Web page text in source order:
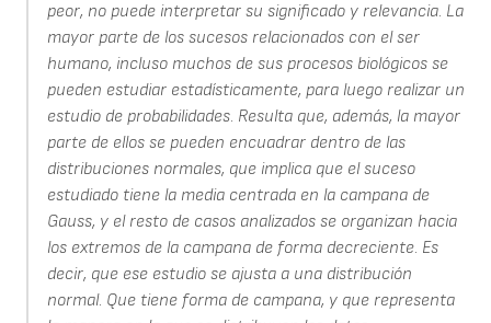
peor, no puede interpretar su significado y relevancia. La
mayor parte de los sucesos relacionados con el ser
humano, incluso muchos de sus procesos biológicos se
pueden estudiar estadísticamente, para luego realizar un
estudio de probabilidades. Resulta que, además, la mayor
parte de ellos se pueden encuadrar dentro de las
distribuciones normales, que implica que el suceso
estudiado tiene la media centrada en la campana de
Gauss, y el resto de casos analizados se organizan hacia
los extremos de la campana de forma decreciente. Es
decir, que ese estudio se ajusta a una distribución
normal. Que tiene forma de campana, y que representa